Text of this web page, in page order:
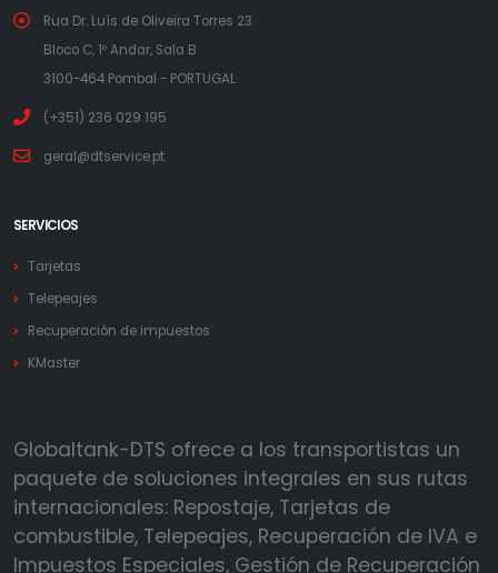
Rua Dr. Luís de Oliveira Torres 23
Bloco C, 1º Andar, Sala B
3100-464 Pombal - PORTUGAL
(+351) 236 029 195
geral@dtservice.pt
SERVICIOS
Tarjetas
Telepeajes
Recuperación de impuestos
KMaster
Globaltank-DTS ofrece a los transportistas un
paquete de soluciones integrales en sus rutas
internacionales: Repostaje, Tarjetas de
combustible, Telepeajes, Recuperación de IVA e
Impuestos Especiales, Gestión de Recuperación